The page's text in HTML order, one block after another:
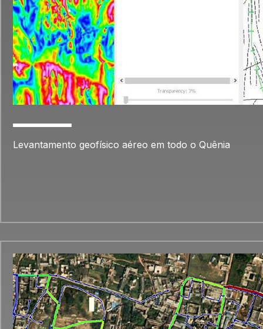
Levantamento geofísico aéreo em todo o Quênia